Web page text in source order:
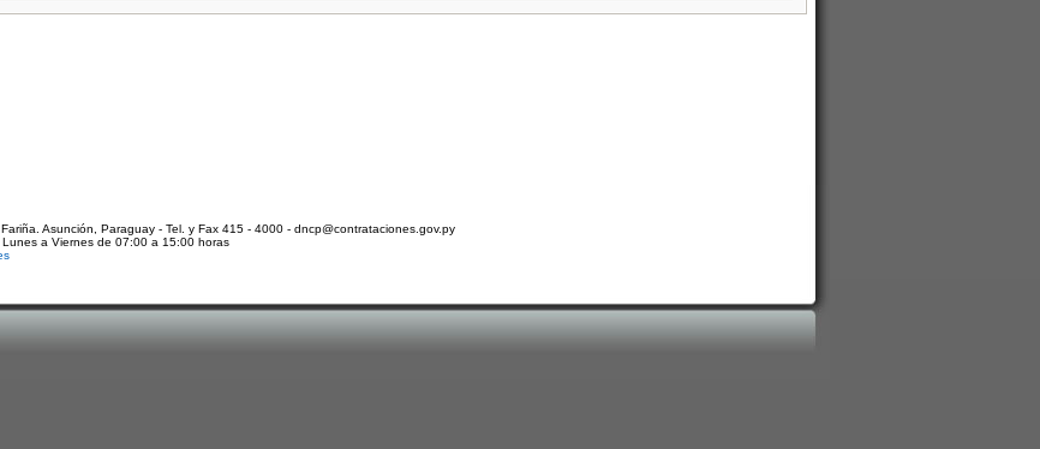
Asunción, Paraguay - Tel. y Fax 415 - 4000 - dncp@contrataciones.gov.py
Lunes a Viernes de 07:00 a 15:00 horas